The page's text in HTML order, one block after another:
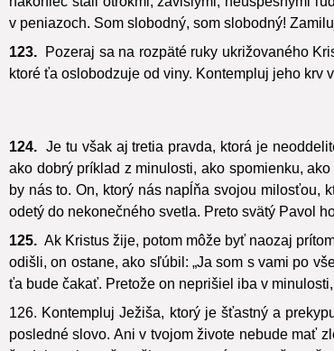
nakoniec stali otrokmi, závislými, neúspešnými
v peniazoch. Som slobodný, som slobodný!
123. Pozeraj sa na rozpäté ruky ukrižovaného
ktoré ťa oslobodzuje od viny. Kontempluj jeho krv
124. Je tu však aj tretia pravda, ktorá je
ako dobrý príklad z minulosti, ako spomienku,
by nás to. On, ktorý nás napĺňa svojou milosťou,
odetý do nekonečného svetla. Preto svätý Pavol
125. Ak Kristus žije, potom môže byť naozaj
odišli, on ostane, ako sľúbil: „Ja som s vami po
ťa bude čakať. Pretože on neprišiel iba v
126. Kontempluj Ježiša, ktorý je šťastný a
posledné slovo. Ani v tvojom živote nebude mať